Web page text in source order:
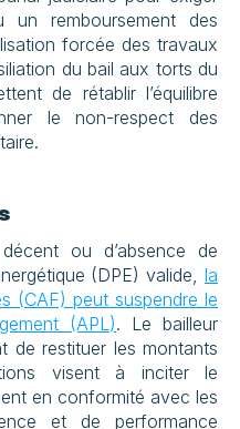
remboursement des
forcée des travaux
du bail aux torts du
de rétablir l’équilibre
le non-respect des
ou d’absence de
(DPE) valide, la
(CAF) peut suspendre le
(APL). Le bailleur
de restituer les montants
visent à inciter le
en conformité avec les
et de performance